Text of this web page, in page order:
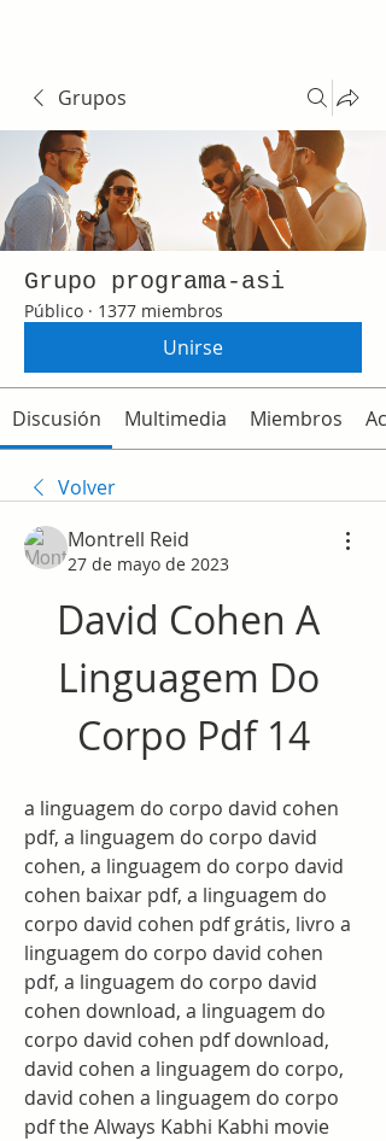
Grupos
Grupo programa-asi
Público · 1377 miembros
Unirse
Discusión Multimedia Miembros
Volver
Montrell Reid
27 de mayo de 2023
David Cohen A
Linguagem Do
Corpo Pdf 14
a linguagem do corpo david cohen
pdf, a linguagem do corpo david
cohen, a linguagem do corpo david
cohen baixar pdf, a linguagem do
corpo david cohen pdf grátis, livro a
linguagem do corpo david cohen
pdf, a linguagem do corpo david
cohen download, a linguagem do
corpo david cohen pdf download,
david cohen a linguagem do corpo,
david cohen a linguagem do corpo
pdf the Always Kabhi Kabhi movie